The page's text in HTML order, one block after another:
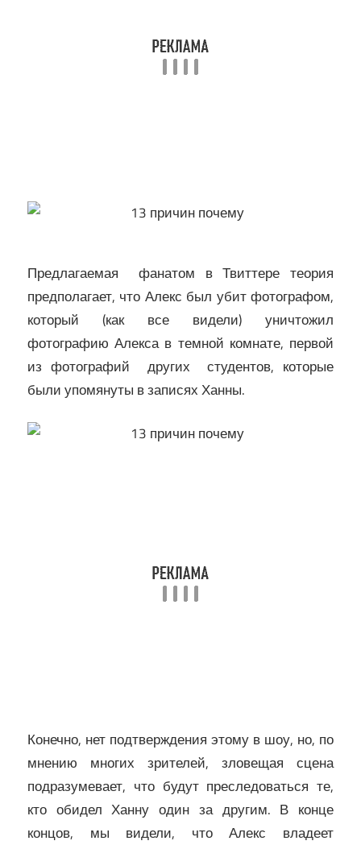
Предлагаемая фанатом в Твиттере теория
предполагает, что Алекс был убит фотографом,
который (как все видели) уничтожил
фотографию Алекса в темной комнате, первой
из фотографий других студентов, которые
были упомянуты в записях Ханны.
Конечно, нет подтверждения этому в шоу, но, по
мнению многих зрителей, зловещая сцена
подразумевает, что будут преследоваться те,
кто обидел Ханну один за другим. В конце
концов, мы видели, что Алекс владеет